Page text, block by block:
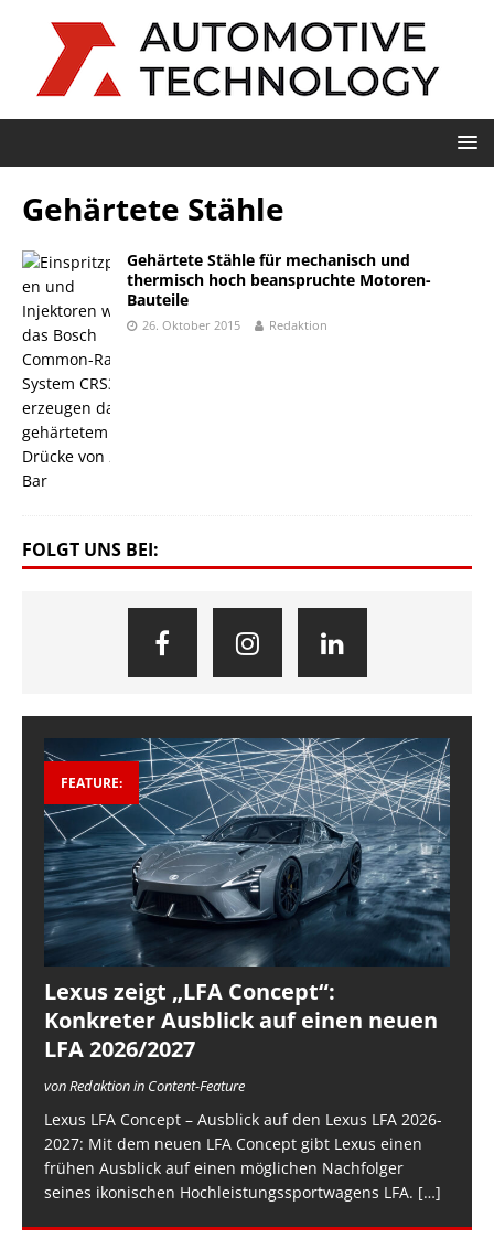
Gehärtete Stähle
Gehärtete Stähle für mechanisch und
thermisch hoch beanspruchte Motoren-
Bauteile
26. Oktober 2015 Redaktion
FOLGT UNS BEI:
FEATURE:
Lexus zeigt „LFA Concept“:
Konkreter Ausblick auf einen neuen
LFA 2026/2027
von Redaktion in Content-Feature
Lexus LFA Concept – Ausblick auf den Lexus LFA 2026-
2027: Mit dem neuen LFA Concept gibt Lexus einen
frühen Ausblick auf einen möglichen Nachfolger
seines ikonischen Hochleistungssportwagens LFA. […]